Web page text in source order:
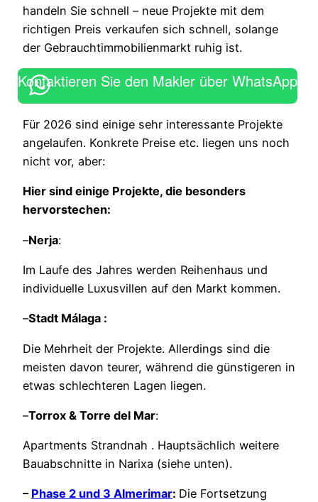
handeln Sie schnell – neue Projekte mit dem
richtigen Preis verkaufen sich schnell, solange
der Gebrauchtimmobilienmarkt ruhig ist.
Kontaktieren Sie den Makler über WhatsApp
Für 2026 sind einige sehr interessante Projekte
angelaufen. Konkrete Preise etc. liegen uns noch
nicht vor, aber:
Hier sind einige Projekte, die besonders
hervorstechen:
–Nerja:
Im Laufe des Jahres werden Reihenhaus und
individuelle Luxusvillen auf den Markt kommen.
–Stadt Málaga :
Die Mehrheit der Projekte. Allerdings sind die
meisten davon teurer, während die günstigeren in
etwas schlechteren Lagen liegen.
–Torrox & Torre del Mar:
Apartments Strandnah . Hauptsächlich weitere
Bauabschnitte in Narixa (siehe unten).
– Phase 2 und 3 Almerimar: Die Fortsetzung